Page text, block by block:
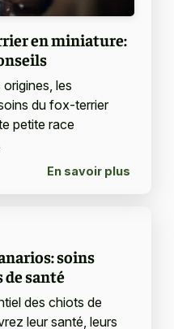
en miniature:
les
du fox-terrier
petite race
En savoir plus
soins
santé
des chiots de
leur santé, leurs